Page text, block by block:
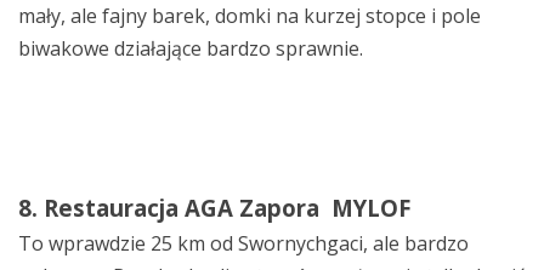
mały, ale fajny barek, domki na kurzej stopce i pole
biwakowe działające bardzo sprawnie.
8. Restauracja AGA Zapora MYLOF
To wprawdzie 25 km od Swornychgaci, ale bardzo